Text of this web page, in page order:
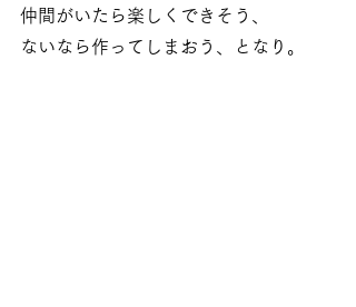
仲間がいたら楽しくできそう、
ないなら作ってしまおう、となり。